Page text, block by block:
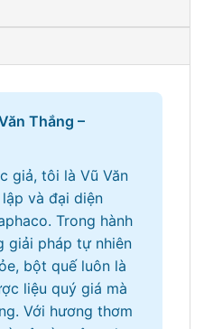
Thắng –
giả, tôi là Vũ Văn
và đại diện
Trong hành
giải pháp tự nhiên
bột quế luôn là
liệu quý giá mà
Với hương thơm